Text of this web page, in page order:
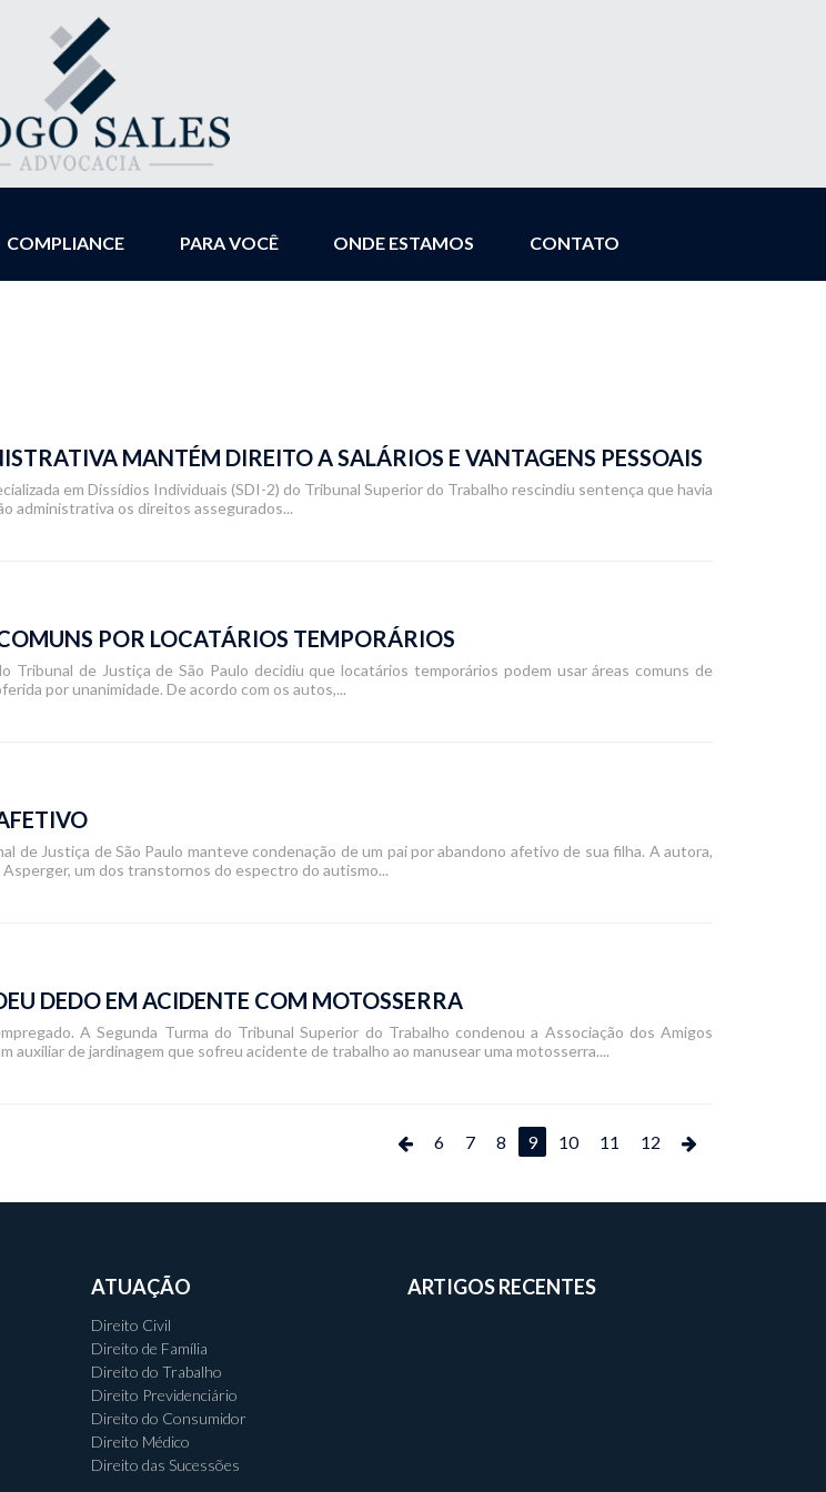
COMPLIANCE PARA VOCÊ ONDE ESTAMOS CONTATO
MANTÉM DIREITO A SALÁRIOS E VANTAGENS PESSOAIS
em Dissídios Individuais (SDI-2) do Tribunal Superior do Trabalho rescindiu sentença que havia
administrativa os direitos assegurados...
POR LOCATÁRIOS TEMPORÁRIOS
de Justiça de São Paulo decidiu que locatários temporários podem usar áreas comuns de
por unanimidade. De acordo com os autos,...
de Justiça de São Paulo manteve condenação de um pai por abandono afetivo de sua filha. A autora,
um dos transtornos do espectro do autismo...
DEDO EM ACIDENTE COM MOTOSSERRA
A Segunda Turma do Tribunal Superior do Trabalho condenou a Associação dos Amigos
auxiliar de jardinagem que sofreu acidente de trabalho ao manusear uma motosserra....
6 7 8 9 10 11 12
ATUAÇÃO
Direito Civil
Direito de Família
Direito do Trabalho
Direito Previdenciário
Direito do Consumidor
Direito Médico
Direito das Sucessões
ARTIGOS RECENTES